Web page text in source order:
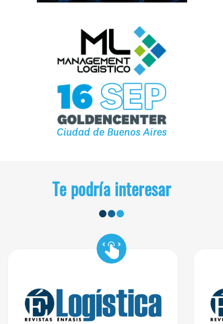
Te podría interesar